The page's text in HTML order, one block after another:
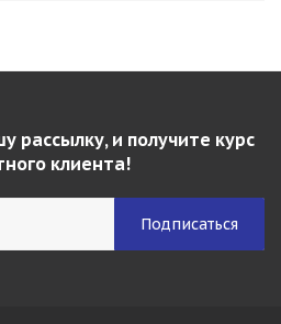
рассылку, и получите курс
клиента!